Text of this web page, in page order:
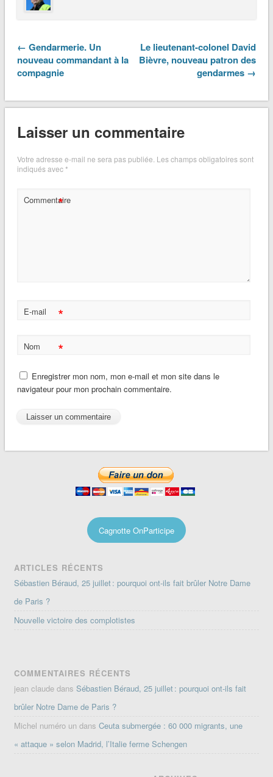
← Gendarmerie. Un
nouveau commandant à la
compagnie
Le lieutenant-colonel David
Bièvre, nouveau patron des
gendarmes →
Laisser un commentaire
Votre adresse e-mail ne sera pas publiée. Les champs obligatoires sont
indiqués avec*
Commentaire
*
E-mail *
Nom *
Enregistrer mon nom, mon e-mail et mon site dans le
navigateur pour mon prochain commentaire.
Cagnotte OnParticipe
ARTICLES RÉCENTS
Sébastien Béraud, 25 juillet : pourquoi ont-ils fait brûler Notre Dame
de Paris ?
Nouvelle victoire des complotistes
COMMENTAIRES RÉCENTS
jean claude dansSébastien Béraud, 25 juillet : pourquoi ont-ils fait
brûler Notre Dame de Paris ?
Michel numéro un dansCeuta submergée : 60 000 migrants, une
« attaque » selon Madrid, l’Italie ferme Schengen